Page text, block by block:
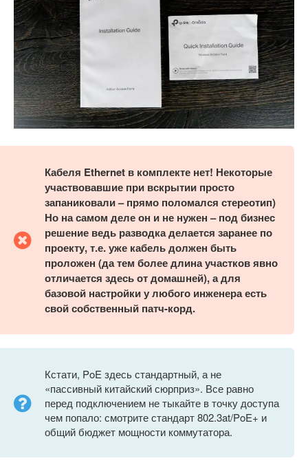
Кабеля Ethernet в комплекте нет! Некоторые
участвовавшие при вскрытии просто
запаниковали – прямо поломался стереотип)
Но на самом деле он и не нужен – под бизнес
решение ведь разводка делается заранее по
проекту, т.е. уже кабель должен быть
проложен (да тем более длина участков явно
отличается здесь от домашней), а для
базовой настройки у любого инженера есть
свой собственный патч-корд.
Кстати, PoE здесь стандартный, а не
«пассивный китайский сюрприз». Все равно
перед подключением не тыкайте в точку доступа
чем попало: смотрите стандарт 802.3at/PoE+ и
общий бюджет мощности коммутатора.